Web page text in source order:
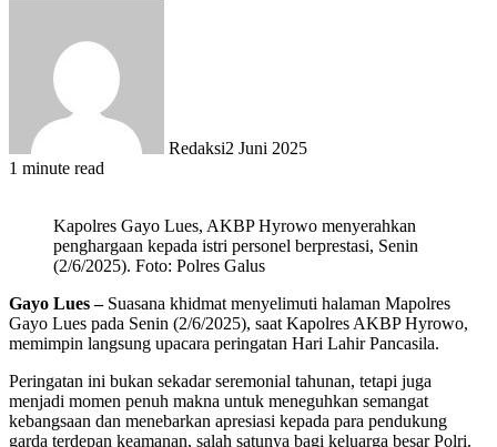
Redaksi2 Juni 2025
1 minute read
Kapolres Gayo Lues, AKBP Hyrowo menyerahkan
penghargaan kepada istri personel berprestasi, Senin
(2/6/2025). Foto: Polres Galus
Gayo Lues –Suasana khidmat menyelimuti halaman Mapolres
Gayo Lues pada Senin (2/6/2025), saat Kapolres AKBP Hyrowo,
memimpin langsung upacara peringatan Hari Lahir Pancasila.
Peringatan ini bukan sekadar seremonial tahunan, tetapi juga
menjadi momen penuh makna untuk meneguhkan semangat
kebangsaan dan menebarkan apresiasi kepada para pendukung
garda terdepan keamanan, salah satunya bagi keluarga besar Polri.